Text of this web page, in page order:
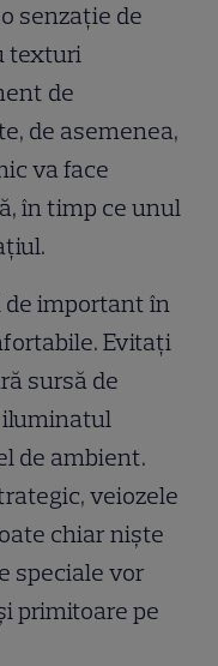
senzație de
texturi
de
de asemenea,
va face
în timp ce unul
de important în
Evitați
sursă de
iluminatul
de ambient.
veiozele
chiar niște
speciale vor
primitoare pe